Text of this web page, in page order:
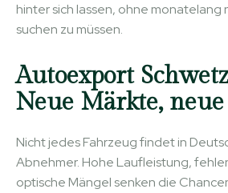
hinter sich lassen, ohne monatelang
suchen zu müssen.
Autoexport
Neue Märkte,
Nicht jedes Fahrzeug findet in
Abnehmer. Hohe Laufleistung,
optische Mängel senken die